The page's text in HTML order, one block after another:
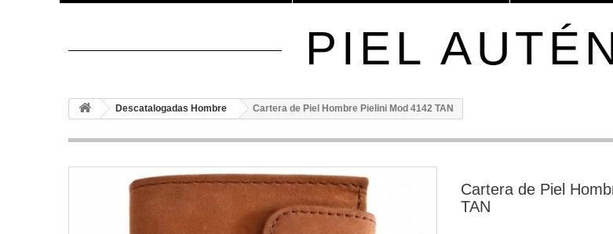
PIEL
Descatalogadas Hombre Cartera de Piel Hombre Pielini Mod 4142 TAN
Cartera de Piel
TAN